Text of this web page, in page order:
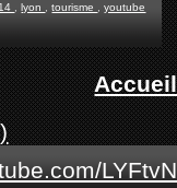
,lyon ,tourisme ,youtube
Accueil